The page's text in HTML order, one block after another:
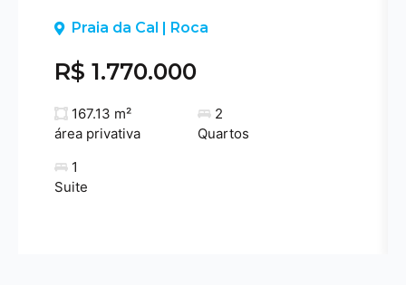
PreviousPraia da Cal | Roca
R$ 1.770.000
167.13 m²
área privativa
2
Quartos
1
Suite